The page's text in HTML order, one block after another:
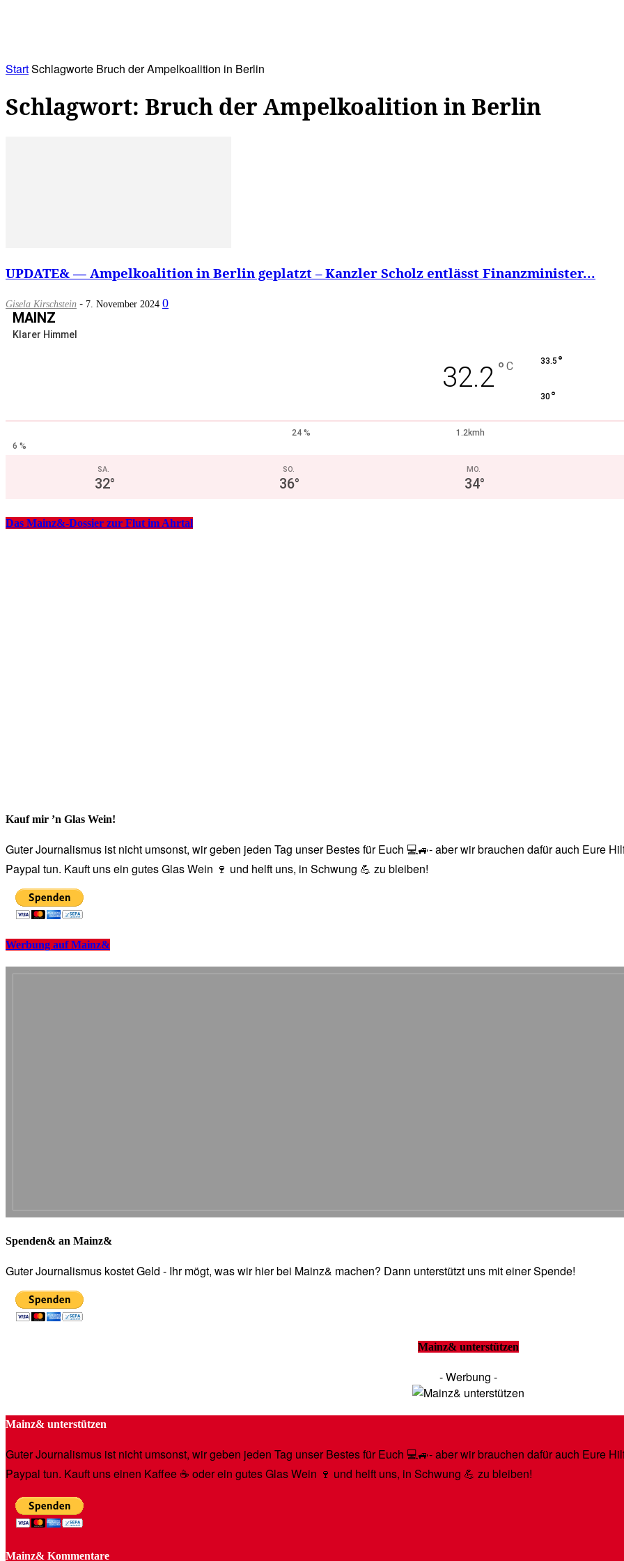
StartSchlagworte Bruch der Ampelkoalition in Berlin
Schlagwort: Bruch der Ampelkoalition in Berlin
UPDATE& — Ampelkoalition in Berlin geplatzt – Kanzler Scholz entlässt Finanzminister...
Gisela Kirschstein - 7. November 2024 0
MAINZ
Klarer Himmel
32.2 ° C 33.5 °
30°
24 %
1.2kmh
6 %
SA.
32°
SO.
36°
MO.
34°
Das Mainz&-Dossier zur Flut im Ahrtal
Kauf mir ’n Glas Wein!
Guter Journalismus ist nicht umsonst, wir geben jeden Tag unser Bestes für Euch 💻🚙- aber wir brauchen dafür auch Eure
Paypal tun. Kauft uns ein gutes Glas Wein 🍷 und helft uns, in Schwung 💪 zu bleiben!
Werbung auf Mainz&
Spenden& an Mainz&
Guter Journalismus kostet Geld - Ihr mögt, was wir hier bei Mainz& machen? Dann unterstützt uns mit einer Spende!
Mainz& unterstützen
- Werbung -
Mainz& unterstützen
Guter Journalismus ist nicht umsonst, wir geben jeden Tag unser Bestes für Euch 💻🚙- aber wir brauchen dafür auch Eure
Paypal tun. Kauft uns einen Kaffee ☕️ oder ein gutes Glas Wein 🍷 und helft uns, in Schwung 💪 zu bleiben!
Mainz& Kommentare